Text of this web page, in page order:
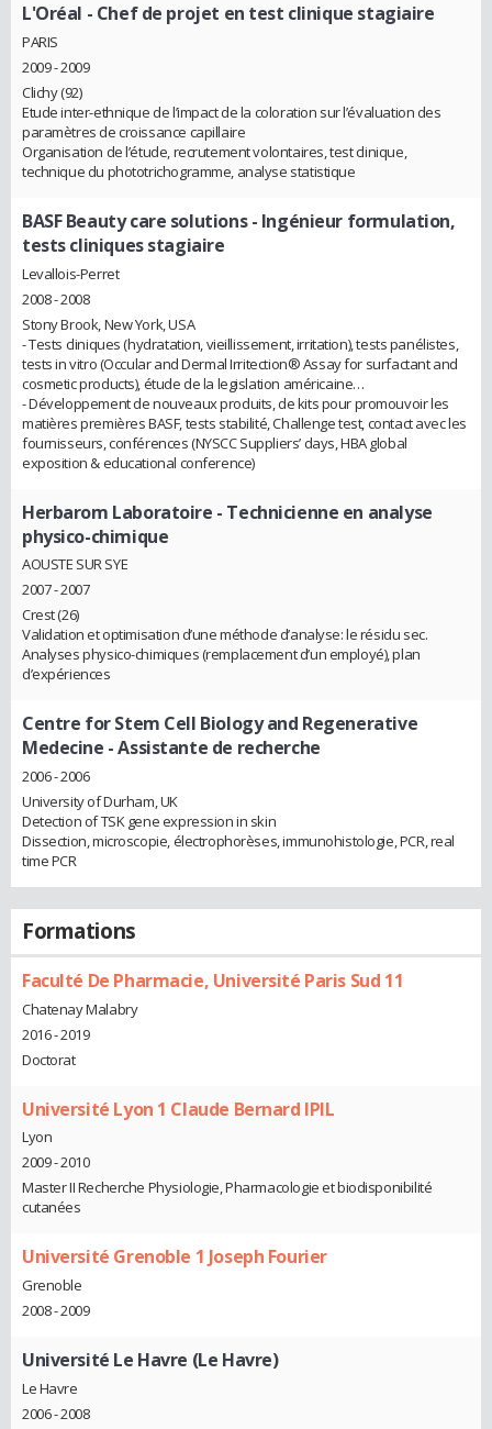
L'Oréal - Chef de projet en test clinique stagiaire
PARIS
2009 - 2009
Clichy (92)
Etude inter-ethnique de l’impact de la coloration sur l’évaluation des
paramètres de croissance capillaire
Organisation de l’étude, recrutement volontaires, test clinique,
technique du phototrichogramme, analyse statistique
BASF Beauty care solutions- Ingénieur formulation,
tests cliniques stagiaire
Levallois-Perret
2008 - 2008
Stony Brook, New York, USA
- Tests cliniques (hydratation, vieillissement, irritation), tests panélistes,
tests in vitro (Occular and Dermal Irritection® Assay for surfactant and
cosmetic products), étude de la legislation américaine…
- Développement de nouveaux produits, de kits pour promouvoir les
matières premières BASF, tests stabilité, Challenge test, contact avec les
fournisseurs, conférences (NYSCC Suppliers’ days, HBA global
exposition & educational conference)
Herbarom Laboratoire - Technicienne en analyse
physico-chimique
AOUSTE SUR SYE
2007 - 2007
Crest (26)
Validation et optimisation d’une méthode d’analyse: le résidu sec.
Analyses physico-chimiques (remplacement d’un employé), plan
d’expériences
Centre for Stem Cell Biology and Regenerative
Medecine - Assistante de recherche
2006 - 2006
University of Durham, UK
Detection of TSK gene expression in skin
Dissection, microscopie, électrophorèses, immunohistologie, PCR, real
time PCR
Formations
Faculté De Pharmacie, Université Paris Sud 11
Chatenay Malabry
2016 - 2019
Doctorat
Université Lyon 1 Claude Bernard IPIL
Lyon
2009 - 2010
Master II Recherche Physiologie, Pharmacologie et biodisponibilité
cutanées
Université Grenoble 1 Joseph Fourier
Grenoble
2008 - 2009
Université Le Havre (Le Havre)
Le Havre
2006 - 2008